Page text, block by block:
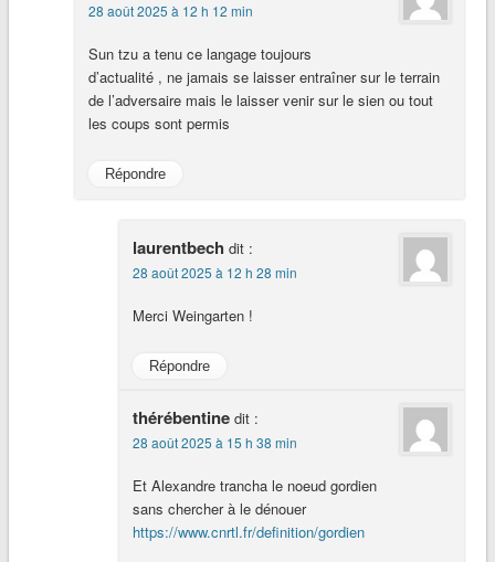
28 août 2025 à 12 h 12 min
Sun tzu a tenu ce langage toujours
d’actualité , ne jamais se laisser entraîner sur le terrain
de l’adversaire mais le laisser venir sur le sien ou tout
les coups sont permis
Répondre
laurentbech dit :
28 août 2025 à 12 h 28 min
Merci Weingarten !
Répondre
thérébentine dit :
28 août 2025 à 15 h 38 min
Et Alexandre trancha le noeud gordien
sans chercher à le dénouer
https://www.cnrtl.fr/definition/gordien